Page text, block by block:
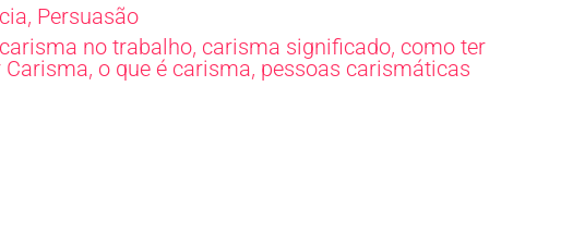
, Persuasão
carisma no trabalho, carisma significado, como ter
Carisma, o que é carisma, pessoas carismáticas